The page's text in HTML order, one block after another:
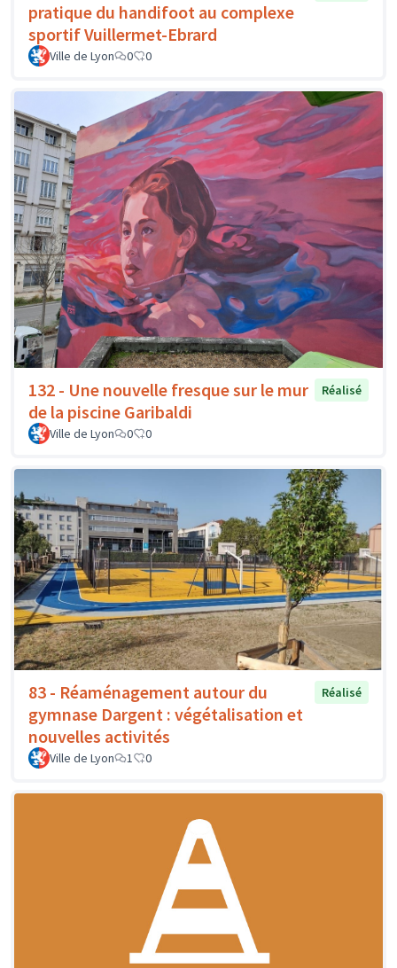
pratique du handifoot au complexe
sportif Vuillermet-Ebrard
Ville de Lyon 0 0
132 - Une nouvelle fresque sur le mur
de la piscine Garibaldi
Réalisé
Ville de Lyon 0 0
83 - Réaménagement autour du
gymnase Dargent : végétalisation et
nouvelles activités
Réalisé
Ville de Lyon 1 0